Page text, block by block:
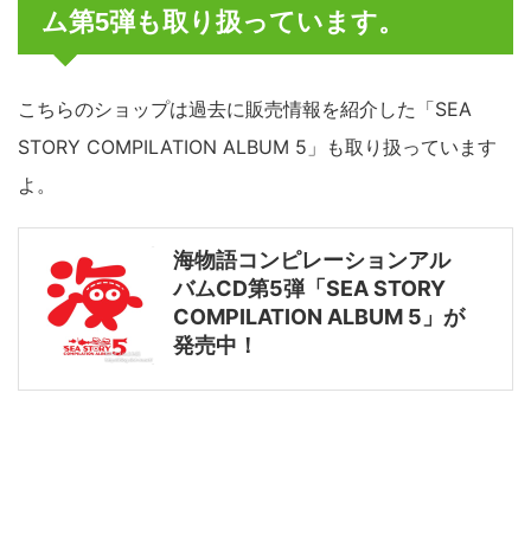
ム第5弾も取り扱っています。
こちらのショップは過去に販売情報を紹介した「SEA
STORY COMPILATION ALBUM 5」も取り扱っています
よ。
海物語コンピレーションアル
バムCD第5弾「SEA STORY
COMPILATION ALBUM 5」が
発売中！